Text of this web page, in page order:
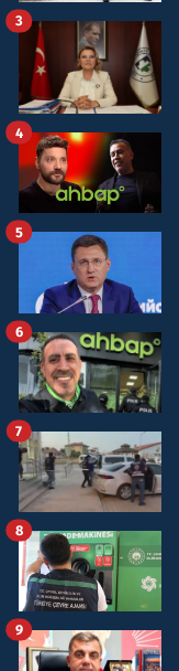
3
4
5
6
7
8
9